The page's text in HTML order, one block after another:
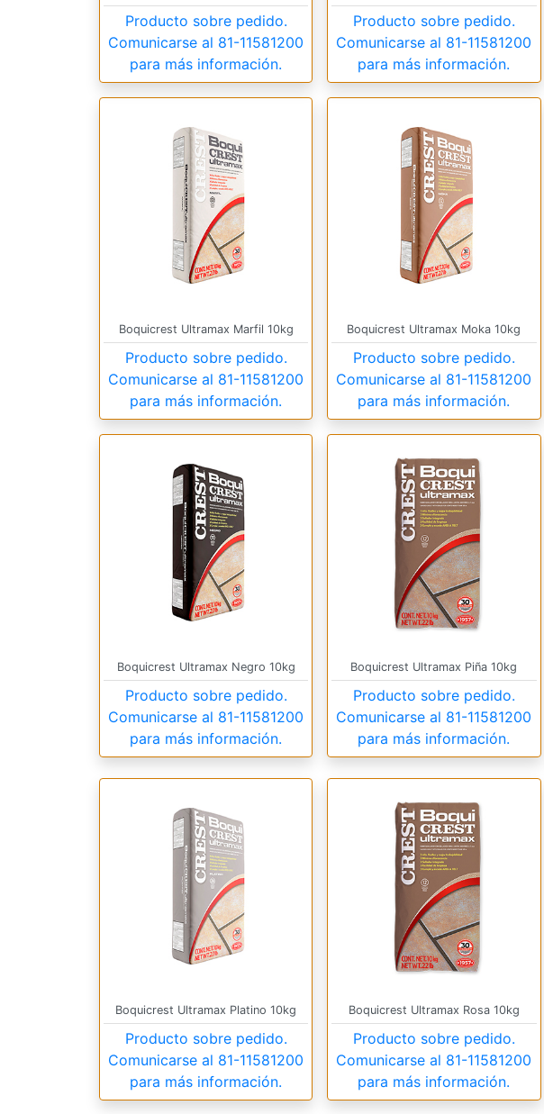
Producto sobre pedido.
Comunicarse al 81-11581200
para más información.
Producto sobre pedido.
Comunicarse al 81-11581200
para más información.
Boquicrest Ultramax Marfil 10kg
Producto sobre pedido.
Comunicarse al 81-11581200
para más información.
Boquicrest Ultramax Moka 10kg
Producto sobre pedido.
Comunicarse al 81-11581200
para más información.
Boquicrest Ultramax Negro 10kg
Producto sobre pedido.
Comunicarse al 81-11581200
para más información.
Boquicrest Ultramax Piña 10kg
Producto sobre pedido.
Comunicarse al 81-11581200
para más información.
Boquicrest Ultramax Platino 10kg
Producto sobre pedido.
Comunicarse al 81-11581200
para más información.
Boquicrest Ultramax Rosa 10kg
Producto sobre pedido.
Comunicarse al 81-11581200
para más información.